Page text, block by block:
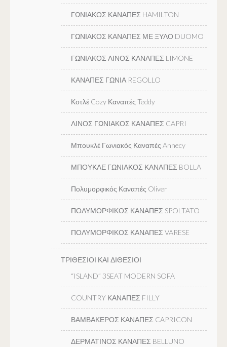
ΓΩΝΙΑΚΟΣ ΚΑΝΑΠΕΣ HAMILTON
ΓΩΝΙΑΚΟΣ ΚΑΝΑΠΕΣ ΜΕ ΞΥΛΟ DUOMO
ΓΩΝΙΑΚΟΣ ΛΙΝΟΣ ΚΑΝΑΠΕΣ LIMONE
ΚΑΝΑΠΕΣ ΓΩΝΙΑ REGOLLO
Κοτλέ Cozy Καναπές Teddy
ΛΙΝΟΣ ΓΩΝΙΑΚΟΣ ΚΑΝΑΠΕΣ CAPRI
Μπουκλέ Γωνιακός Καναπές Annecy
ΜΠΟΥΚΛΕ ΓΩΝΙΑΚΟΣ ΚΑΝΑΠΕΣ BOLLA
Πολυμορφικός Καναπές Oliver
ΠΟΛΥΜΟΡΦΙΚΟΣ ΚΑΝΑΠΕΣ SPOLTATO
ΠΟΛΥΜΟΡΦΙΚΟΣ ΚΑΝΑΠΕΣ VARESE
ΤΡΙΘΕΣΙΟΙ ΚΑΙ ΔΙΘΕΣΙΟΙ
“ISLAND” 3SEAT MODERN SOFA
COUNTRY ΚΑΝΑΠΕΣ FILLY
ΒΑΜΒΑΚΕΡΟΣ ΚΑΝΑΠΕΣ CAPRICON
ΔΕΡΜΑΤΙΝΟΣ ΚΑΝΑΠΕΣ BELLUNO